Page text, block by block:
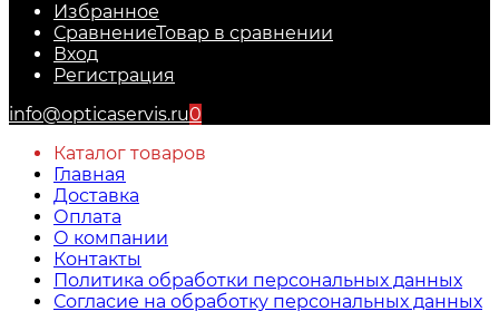
Избранное
СравнениеТовар в сравнении
Вход
Регистрация
info@opticaservis.ru0
Каталог товаров
Главная
Доставка
Оплата
О компании
Контакты
Политика обработки персональных данных
Согласие на обработку персональных данных